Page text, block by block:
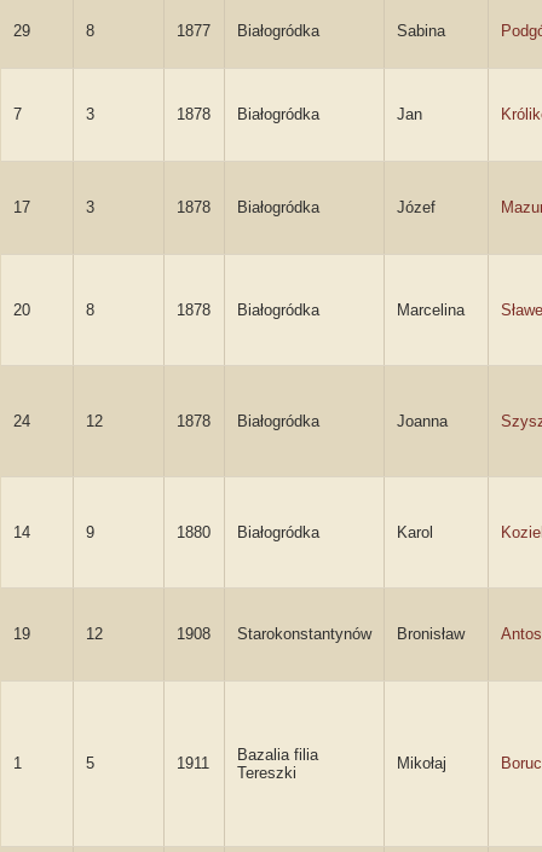
29 8 1877 Białogródka Sabina
7 3 1878 Białogródka Jan
17 3 1878 Białogródka Józef
20 8 1878 Białogródka Marcelina
24 12 1878 Białogródka Joanna
14 9 1880 Białogródka Karol
19 12 1908 Starokonstantynów Bronisław
1 5 1911
Bazalia filia
Tereszki
Mikołaj